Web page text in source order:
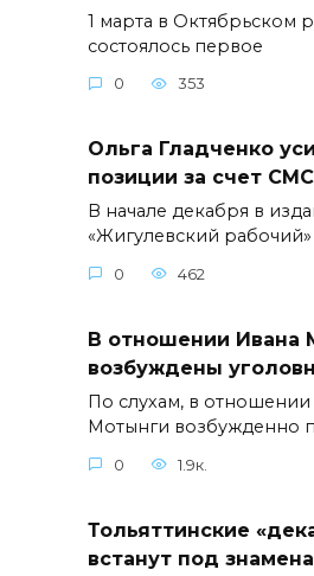
1 марта в Октябрьском
состоялось первое
0 353
Ольга Гладченко
позиции за счет
В начале декабря в
«Жигулевский
0 462
В отношении Ивана
возбуждены
По слухам, в отношении
Мотынги возбужденно
0 1.9к.
Тольяттинские
встанут под